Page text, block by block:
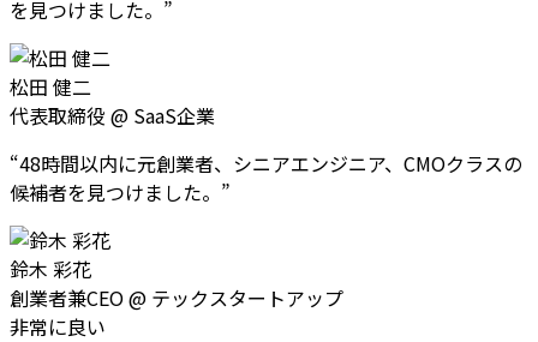
を見つけました。 ”
松田 健二
代表取締役 @ SaaS企業
“48時間以内に元創業者、シニアエンジニア、CMOクラスの
候補者を見つけました。 ”
鈴木 彩花
創業者兼CEO@ テックスタートアップ
非常に良い